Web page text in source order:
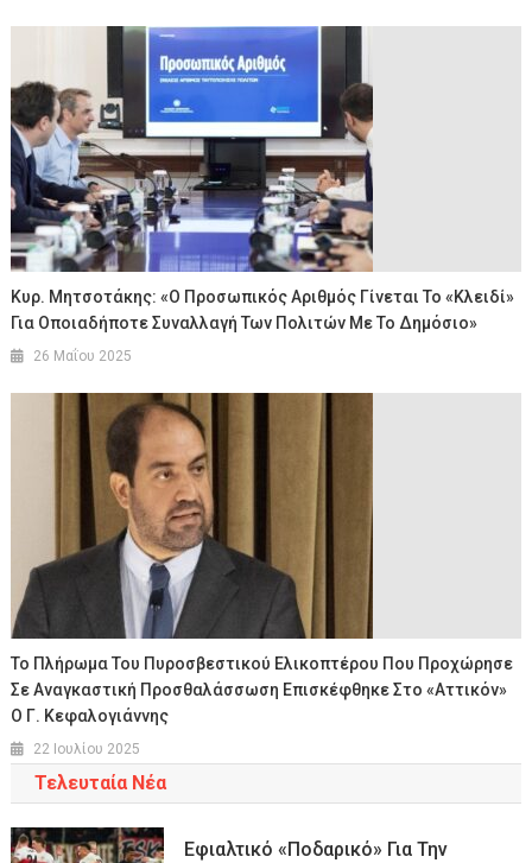
Κυρ. Μητσοτάκης: «Ο Προσωπικός Αριθμός Γίνεται Το «κλειδί»
Για Οποιαδήποτε Συναλλαγή Των Πολιτών Με Το Δημόσιο»
26 Μαΐου 2025
Το Πλήρωμα Του Πυροσβεστικού Ελικοπτέρου Που Προχώρησε
Σε Αναγκαστική Προσθαλάσσωση Επισκέφθηκε Στο «Αττικόν»
Ο Γ. Κεφαλογιάννης
22 Ιουλίου 2025
Τελευταία Νέα
Εφιαλτικό «ποδαρικό» Για Την